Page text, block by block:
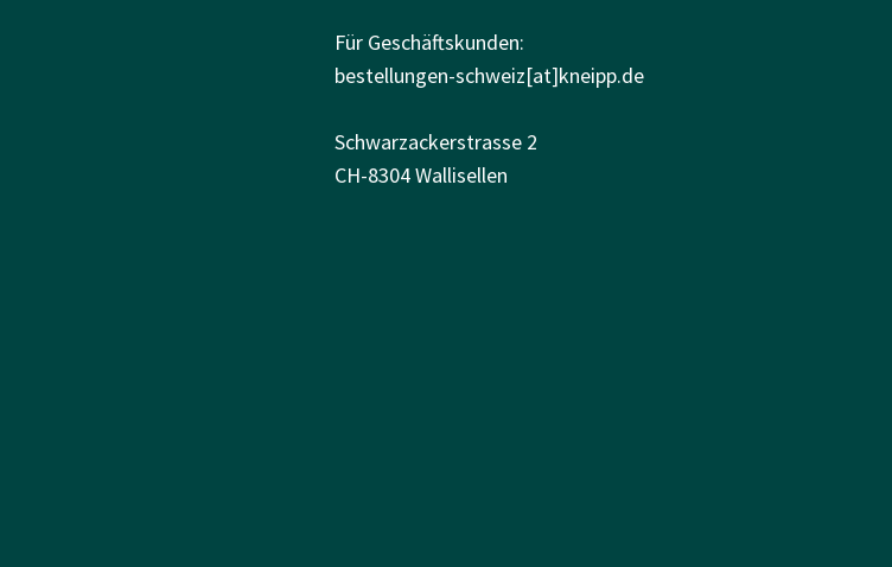
Für Geschäftskunden:
bestellungen-schweiz[at]kneipp.de
Schwarzackerstrasse 2
CH-8304 Wallisellen